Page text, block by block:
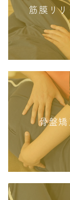
筋膜リリ
骨盤矯